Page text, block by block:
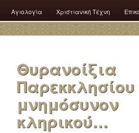
Αγιολογία Χριστιανική Τέχνη
Θυρανοίξια
Παρεκκλησίου
μνημόσυνον
κληρικού…